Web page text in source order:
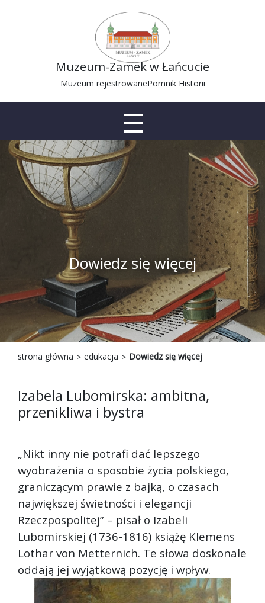
Muzeum-Zamek w Łańcucie
Muzeum rejestrowanePomnik Historii
Dowiedz się więcej
strona główna edukacja Dowiedz się więcej
Izabela Lubomirska: ambitna,
przenikliwa i bystra
„Nikt inny nie potrafi dać lepszego
wyobrażenia o sposobie życia polskiego,
graniczącym prawie z bajką, o czasach
największej świetności i elegancji
Rzeczpospolitej” – pisał o Izabeli
Lubomirskiej (1736-1816) książę Klemens
Lothar von Metternich. Te słowa doskonale
oddają jej wyjątkową pozycję i wpływ.